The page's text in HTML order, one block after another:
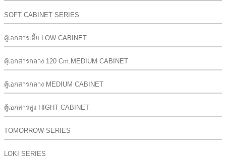
SOFT CABINET SERIES
ตู้เอกสารเตี้ย LOW CABINET
ตุ้เอกสารกลาง 120 Cm.MEDIUM CABINET
ตู้เอกสารกลาง MEDIUM CABINET
ตู้เอกสารสูง HIGHT CABINET
TOMORROW SERIES
LOKI SERIES